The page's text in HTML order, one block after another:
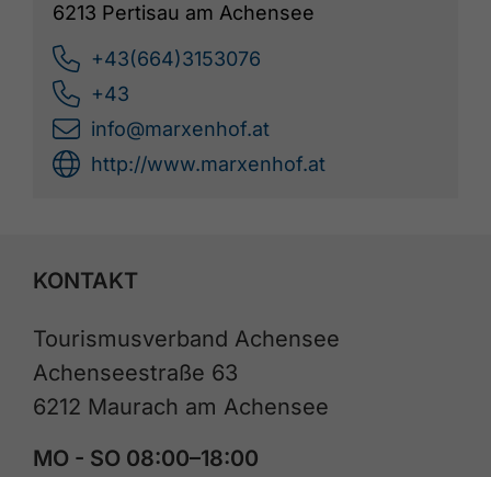
6213 Pertisau am Achensee
+43(664)3153076
+43
info@marxenhof.at
http://www.marxenhof.at
KONTAKT
Tourismusverband Achensee
Achenseestraße 63
6212 Maurach am Achensee
MO - SO 08:00–18:00